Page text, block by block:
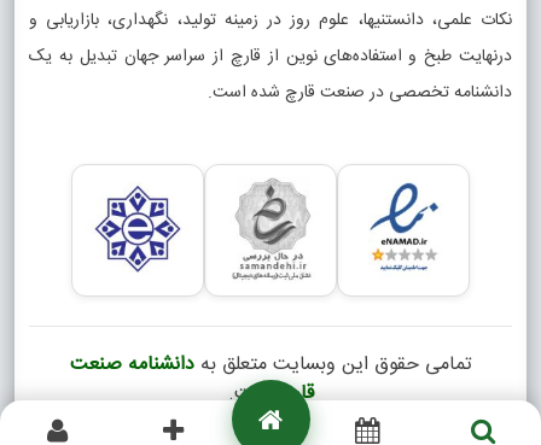
نکات علمی، دانستنیها، علوم روز در زمینه تولید، نگهداری، بازاریابی و
درنهایت طبخ و استفاده‌های نوین از قارچ از سراسر جهان تبدیل به یک
دانشنامه تخصصی در صنعت قارچ شده است.
تمامی حقوق این وبسایت متعلق بهدانشنامه صنعت
قارچ است.